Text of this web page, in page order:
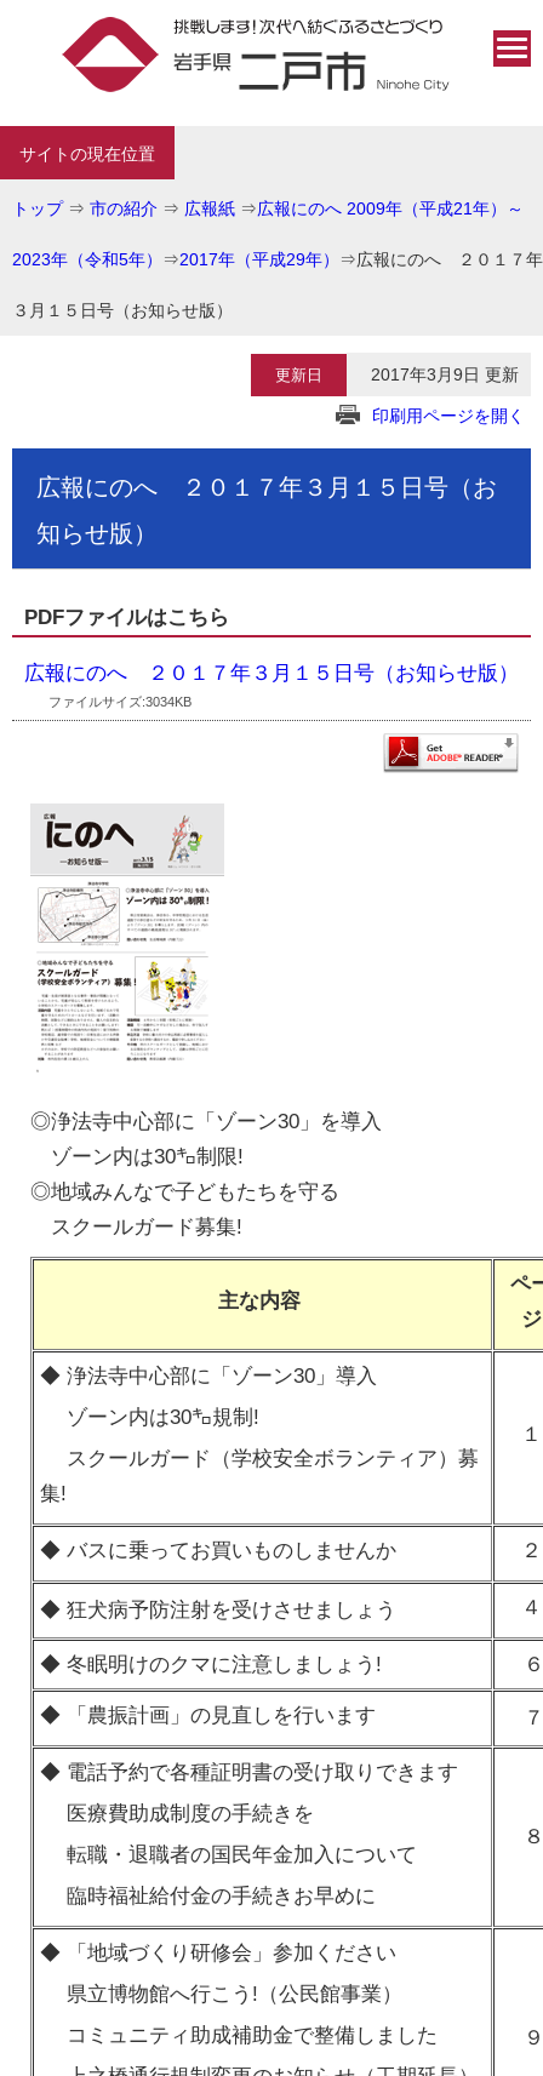
サイトの現在位置
トップ⇒ 市の紹介 ⇒ 広報紙 ⇒広報にのへ 2009年（平成21年）～
2023年（令和5年） ⇒2017年（平成29年） ⇒広報にのへ ２０１７年
３月１５日号（お知らせ版）
更新日 2017年3月9日 更新
印刷用ページを開く
広報にのへ ２０１７年３月１５日号（お
知らせ版）
PDFファイルはこちら
広報にのへ ２０１７年３月１５日号（お知らせ版）
ファイルサイズ:3034KB
◎浄法寺中心部に「ゾーン30」を導入
ゾーン内は30㌔制限!
◎地域みんなで子どもたちを守る
スクールガード募集!
主な内容
ペ
ジ
◆ 浄法寺中心部に「ゾーン30」導入
ゾーン内は30㌔規制!
スクールガード（学校安全ボランティア）募
集!
１
◆ バスに乗ってお買いものしませんか ２
◆ 狂犬病予防注射を受けさせましょう ４
◆ 冬眠明けのクマに注意しましょう! ６
◆ 「農振計画」の見直しを行います ７
◆ 電話予約で各種証明書の受け取りできます
医療費助成制度の手続きを
転職・退職者の国民年金加入について
臨時福祉給付金の手続きお早めに
８
◆ 「地域づくり研修会」参加ください
県立博物館へ行こう!（公民館事業）
コミュニティ助成補助金で整備しました
９